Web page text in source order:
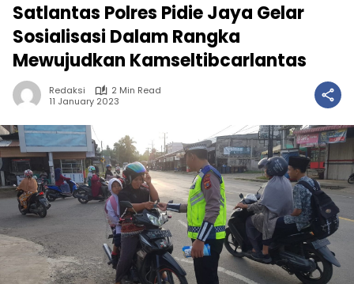
Satlantas Polres Pidie Jaya Gelar
Sosialisasi Dalam Rangka
Mewujudkan Kamseltibcarlantas
Redaksi
2 Min Read
11 January 2023